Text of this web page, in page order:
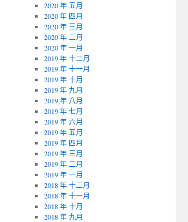
2020 年 五月
2020 年 四月
2020 年 三月
2020 年 二月
2020 年 一月
2019 年 十二月
2019 年 十一月
2019 年 十月
2019 年 九月
2019 年 八月
2019 年 七月
2019 年 六月
2019 年 五月
2019 年 四月
2019 年 三月
2019 年 二月
2019 年 一月
2018 年 十二月
2018 年 十一月
2018 年 十月
2018 年 九月